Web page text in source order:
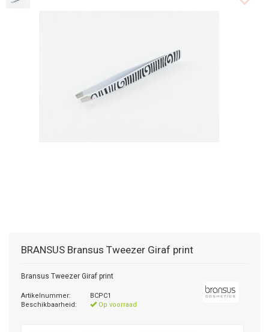
BRANSUS Bransus Tweezer Giraf print
Bransus Tweezer Giraf print
Artikelnummer:
BCPC1
Beschikbaarheid:
Op voorraad